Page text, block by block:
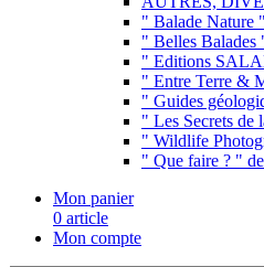
" Balade Nature "
" Belles Balades
" Editions
" Entre Terre &
" Guides
" Les Secrets de
" Wildlife
" Que faire ? "
Mon panier
0 article
Mon compte